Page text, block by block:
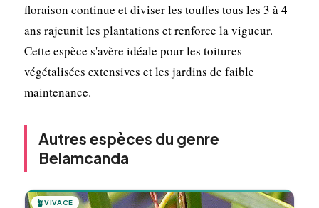
floraison continue et diviser les touffes tous les 3 à 4
ans rajeunit les plantations et renforce la vigueur.
Cette espèce s'avère idéale pour les toitures
végétalisées extensives et les jardins de faible
maintenance.
Autres espèces du genre
Belamcanda
🪴VIVACE